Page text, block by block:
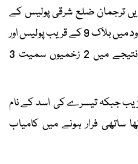
ترجمان ضلع شرقی پولیس کے
مطابق شاہراہ فیصل تھانے کی حدود میں بلاک 9 کے قریب پولیس اور
ڈاکوؤں کے درمیان مقابلے کے نتیجے میں 2 زخمیوں سمیت 3
جبکہ تیسرے کی اسد کے نام
ساتھی فرار ہونے میں کامیاب